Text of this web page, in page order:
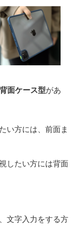
面ケース型があ
い方には、前面ま
したい方には背面
文字入力をする方